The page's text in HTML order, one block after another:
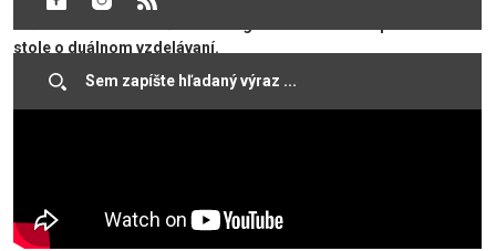
stole o duálnom vzdelávaní. ​